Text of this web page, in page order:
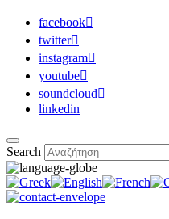
facebook
twitter
instagram
youtube
soundcloud
linkedin
Search